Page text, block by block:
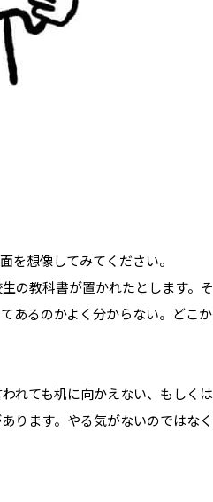
を想像してみてください。
の教科書が置かれたとします
あるのかよく分からない。ど
れても机に向かえない、もし
ります。やる気がないのではなく